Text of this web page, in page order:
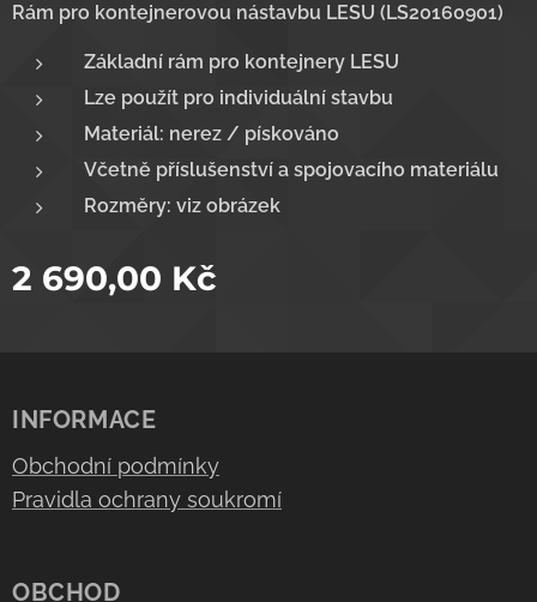
Rám pro kontejnerovou nástavbu LESU (LS20160901)
Základní rám pro kontejnery LESU
Lze použít pro individuální stavbu
Materiál: nerez / pískováno
Včetně příslušenství a spojovacího materiálu
Rozměry: viz obrázek
2 690,00 Kč
INFORMACE
Obchodní podmínky
Pravidla ochrany soukromí
OBCHOD